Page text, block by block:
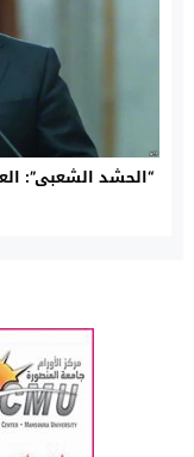
“الحشد الشعبى”: